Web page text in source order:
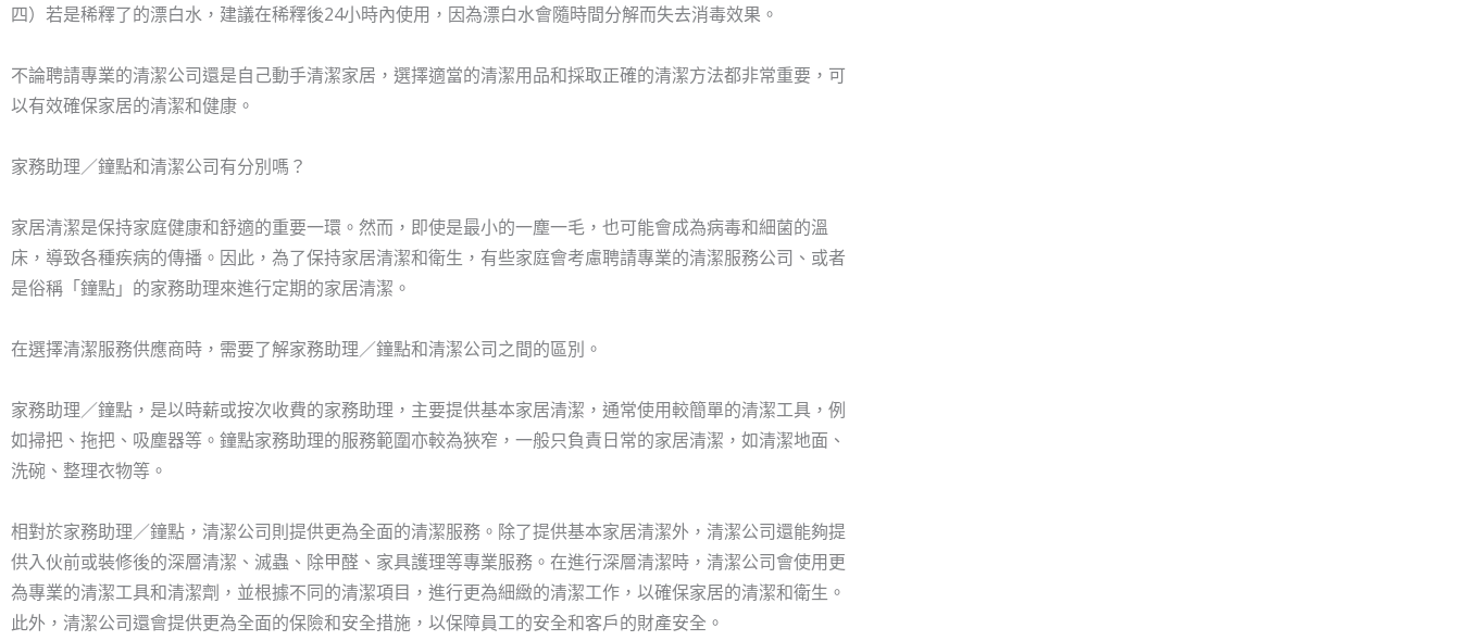
四）若是稀釋了的漂白水，建議在稀釋後24小時內使用，因為漂白水會隨時間分解而失去消毒效果。
不論聘請專業的清潔公司還是自己動手清潔家居，選擇適當的清潔用品和採取正確的清潔方法都非常重要，可
以有效確保家居的清潔和健康。
家務助理／鐘點和清潔公司有分別嗎？
家居清潔是保持家庭健康和舒適的重要一環。然而，即使是最小的一塵一毛，也可能會成為病毒和細菌的溫
床，導致各種疾病的傳播。因此，為了保持家居清潔和衛生，有些家庭會考慮聘請專業的清潔服務公司、或者
是俗稱「鐘點」的家務助理來進行定期的家居清潔。
在選擇清潔服務供應商時，需要了解家務助理／鐘點和清潔公司之間的區別。
家務助理／鐘點，是以時薪或按次收費的家務助理，主要提供基本家居清潔，通常使用較簡單的清潔工具，例
如掃把、拖把、吸塵器等。鐘點家務助理的服務範圍亦較為狹窄，一般只負責日常的家居清潔，如清潔地面、
洗碗、整理衣物等。
相對於家務助理／鐘點，清潔公司則提供更為全面的清潔服務。除了提供基本家居清潔外，清潔公司還能夠提
供入伙前或裝修後的深層清潔、滅蟲、除甲醛、家具護理等專業服務。在進行深層清潔時，清潔公司會使用更
為專業的清潔工具和清潔劑，並根據不同的清潔項目，進行更為細緻的清潔工作，以確保家居的清潔和衛生。
此外，清潔公司還會提供更為全面的保險和安全措施，以保障員工的安全和客戶的財產安全。